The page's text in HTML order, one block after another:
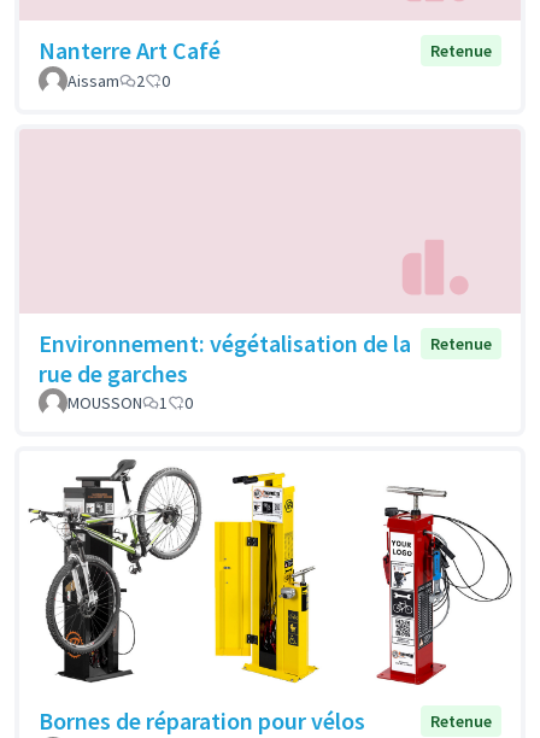
Nanterre Art Café
Retenue
Aissam
2 0
Environnement: végétalisation de la
rue de garches
Retenue
MOUSSON 1 0
Bornes de réparation pour vélos
Retenue